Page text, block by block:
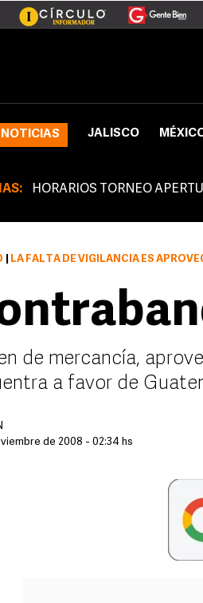
JALISCO
HORARIOS TORNEO
LA FALTA DE VIGILANCIA ES APROVECHADA POR
de mercancía,
a favor de
de 2008 - 02:34 hs